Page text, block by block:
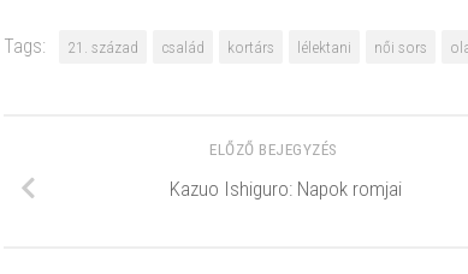
Tags: 21. század család kortárs lélektani női sors
ELŐZŐ BEJEGYZÉS
Kazuo Ishiguro: Napok romjai